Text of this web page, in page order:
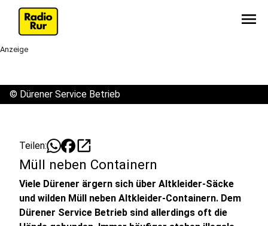
menu
Anzeige
© Dürener Service Betrieb
Teilen: open_in_new
Müll neben Containern
Viele Dürener ärgern sich über Altkleider-Säcke
und wilden Müll neben Altkleider-Containern. Dem
Dürener Service Betrieb sind allerdings oft die